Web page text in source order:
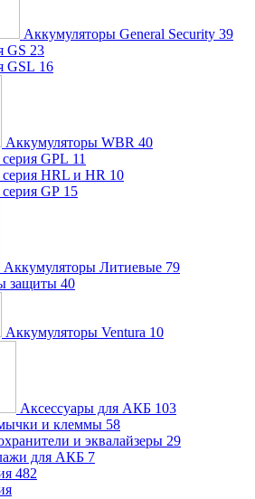
Аккумуляторы General Security 39
GS 23
GSL 16
Аккумуляторы WBR 40
GPL 11
HRL и HR 10
GP 15
Аккумуляторы Литиевые 79
защиты 40
Аккумуляторы Ventura 10
Аксессуары для АКБ 103
и клеммы 58
и эквалайзеры 29
для АКБ 7
482